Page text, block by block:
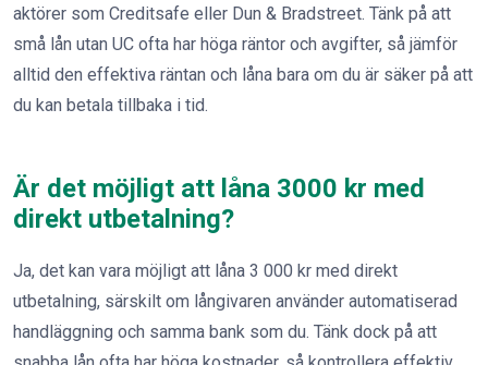
aktörer som Creditsafe eller Dun & Bradstreet. Tänk på att
små lån utan UC ofta har höga räntor och avgifter, så jämför
alltid den effektiva räntan och låna bara om du är säker på att
du kan betala tillbaka i tid.
Är det möjligt att låna 3000 kr med
direkt utbetalning?
Ja, det kan vara möjligt att låna 3 000 kr med direkt
utbetalning, särskilt om långivaren använder automatiserad
handläggning och samma bank som du. Tänk dock på att